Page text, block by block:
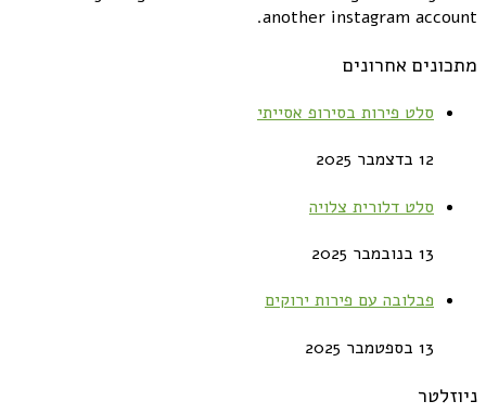
another instagram account.
מתכונים אחרונים
סלט פירות בסירופ אסייתי
12 בדצמבר 2025
סלט דלורית צלויה
13 בנובמבר 2025
פבלובה עם פירות ירוקים
13 בספטמבר 2025
ניוזלטר